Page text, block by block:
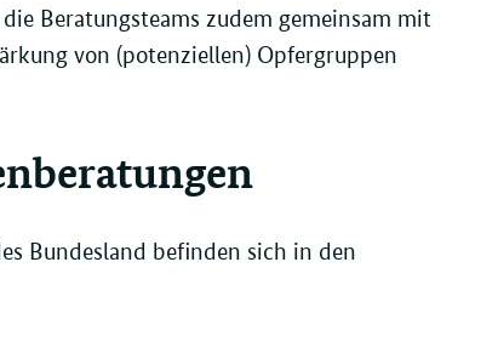
Beratungsteams zudem gemeinsam mit
von (potenziellen) Opfergruppen
Bundesland befinden sich in den